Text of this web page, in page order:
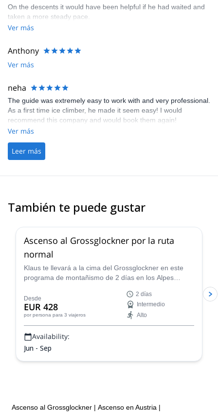
On the descents it would have been helpful if he had waited and
taken a more steady pace.
Ver más
Anthony
Ver más
neha
The guide was extremely easy to work with and very professional.
As a first time ice climber, he made it seem easy! I would
recommend this company and would book them again!
Ver más
Leer más
También te puede gustar
Ascenso al Grossglockner por la ruta
normal
Klaus te llevará a la cima del Grossglockner en este
programa de montañismo de 2 días en los Alpes
Desde
EUR 428
por persona para 3 viajeros
2 días
Intermedio
Alto
Availability:
Jun - Sep
Ascenso al Grossglockner | Ascenso en Austria |